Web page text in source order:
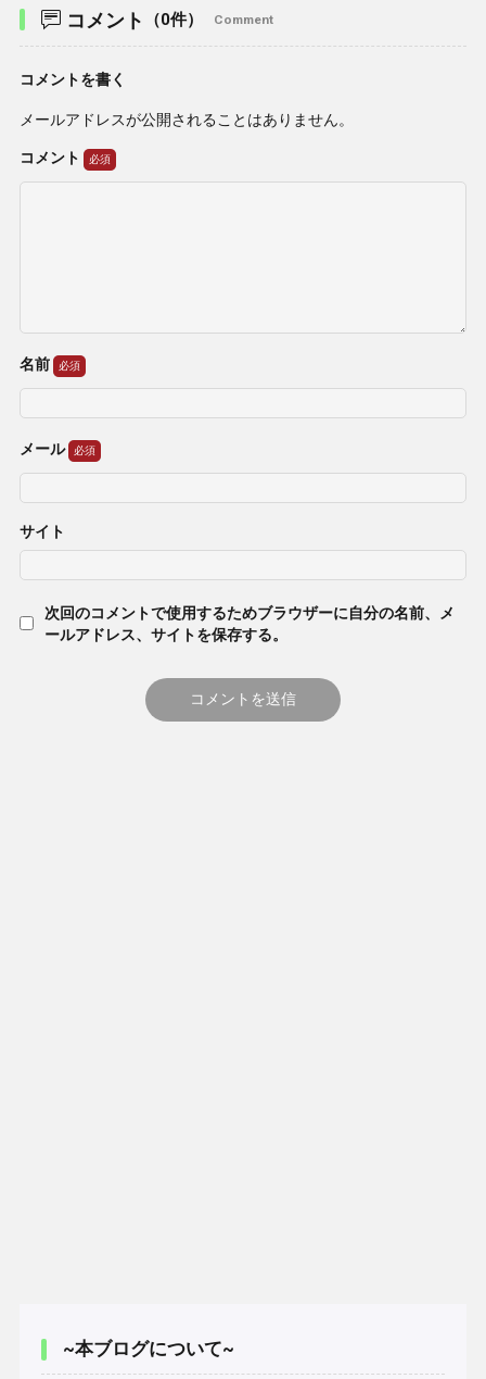
コメント （0件） Comment
コメントを書く
メールアドレスが公開されることはありません。
コメント
名前
メール
サイト
次回のコメントで使用するためブラウザーに自分の名前、メ
ールアドレス、サイトを保存する。
~本ブログについて~